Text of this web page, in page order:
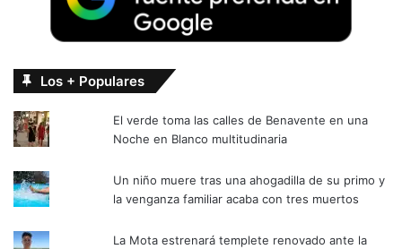
Los + Populares
El verde toma las calles de Benavente en una
Noche en Blanco multitudinaria
Un niño muere tras una ahogadilla de su primo y
la venganza familiar acaba con tres muertos
La Mota estrenará templete renovado ante la